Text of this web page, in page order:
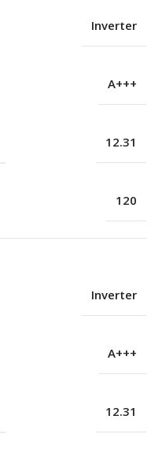
Inverter
A+++
12.31
120
Inverter
A+++
12.31